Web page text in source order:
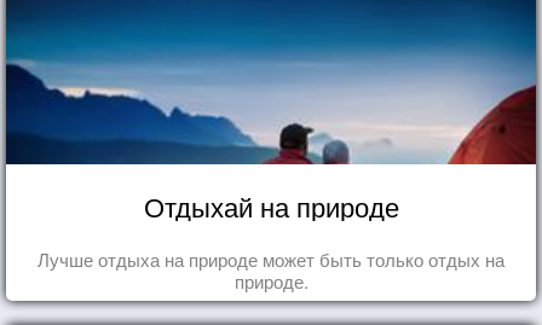
Отдыхай на природе
Лучше отдыха на природе может быть только отдых на
природе.